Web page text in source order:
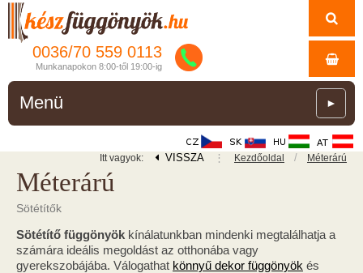
0036/70 559 0113
Munkanapokon 8:00-től 19:00-ig
Menü ►
Itt vagyok: VISSZA ⋮ Kezdőoldal / Méterárú
Méterárú
Sötétítők
Sötétítő függönyök kínálatunkban mindenki megtalálhatja a
számára ideális megoldást az otthonába vagy
gyerekszobájába. Válogathat könnyű dekor függönyök és